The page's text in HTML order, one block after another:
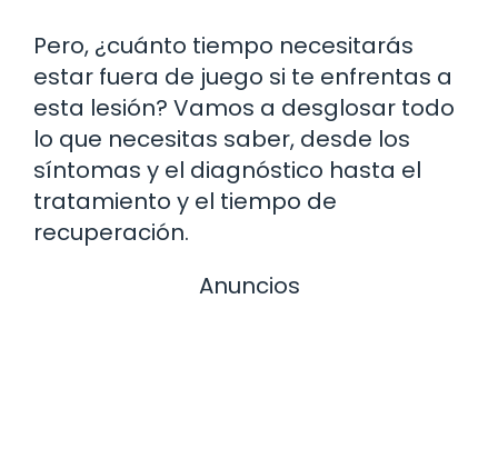
Pero, ¿cuánto tiempo necesitarás
estar fuera de juego si te enfrentas a
esta lesión? Vamos a desglosar todo
lo que necesitas saber, desde los
síntomas y el diagnóstico hasta el
tratamiento y el tiempo de
recuperación.
Anuncios